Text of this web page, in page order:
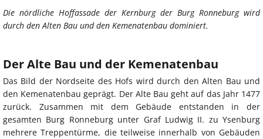
Die nördliche Hoffassade der Kernburg der Burg Ronneburg wird
durch den Alten Bau und den Kemenatenbau dominiert.
Der Alte Bau und der Kemenatenbau
Das Bild der Nordseite des Hofs wird durch den Alten Bau und
den Kemenatenbau geprägt. Der Alte Bau geht auf das Jahr 1477
zurück. Zusammen mit dem Gebäude entstanden in der
gesamten Burg Ronneburg unter Graf Ludwig II. zu Ysenburg
mehrere Treppentürme, die teilweise innerhalb von Gebäuden